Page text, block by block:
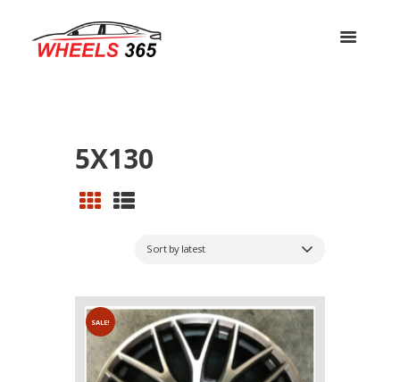
5X130
SALE!